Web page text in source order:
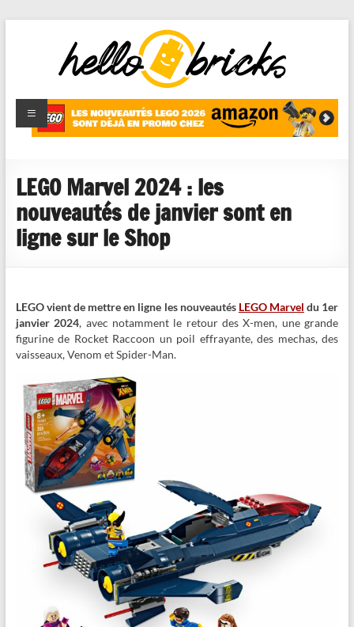
HelloBricks
Blog LEGO,
nouveaut�s
reviews
LEGO Marvel 2024 : les
nouveautés de janvier sont en
ligne sur le Shop
LEGO vient de mettre en ligne les nouveautés LEGO Marvel du 1er
janvier 2024, avec notamment le retour des X-men, une grande
figurine de Rocket Raccoon un poil effrayante, des mechas, des
vaisseaux, Venom et Spider-Man.